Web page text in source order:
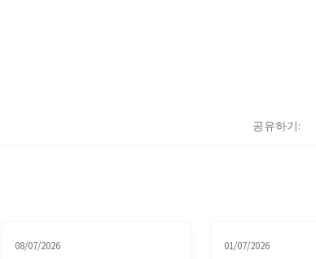
공유하기
08/07/2026 01/07/2026